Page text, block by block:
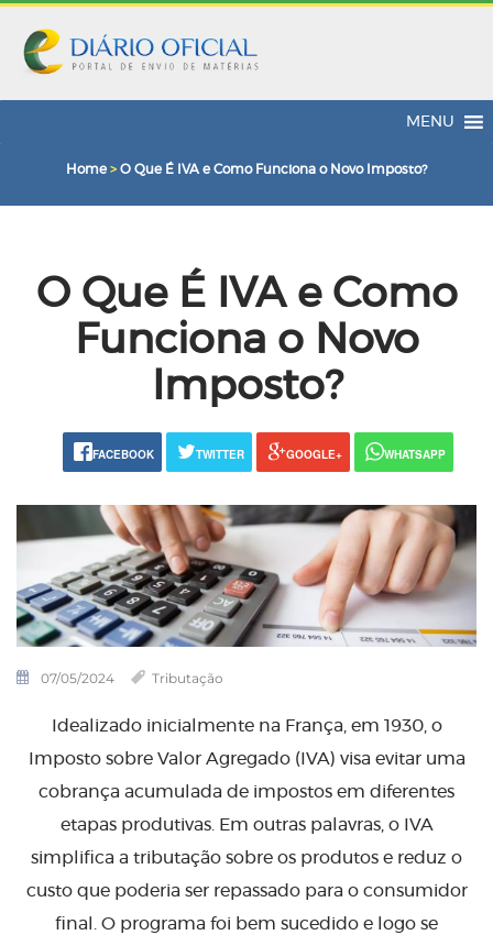
MENU
Home > O Que É IVA e Como Funciona o Novo Imposto?
O Que É IVA e Como
Funciona o Novo
Imposto?
FACEBOOK TWITTER GOOGLE+ WHATSAPP
07/05/2024 Tributação
Idealizado inicialmente na França, em 1930, o
Imposto sobre Valor Agregado (IVA) visa evitar uma
cobrança acumulada de impostos em diferentes
etapas produtivas. Em outras palavras, o IVA
simplifica a tributação sobre os produtos e reduz o
custo que poderia ser repassado para o consumidor
final. O programa foi bem sucedido e logo se